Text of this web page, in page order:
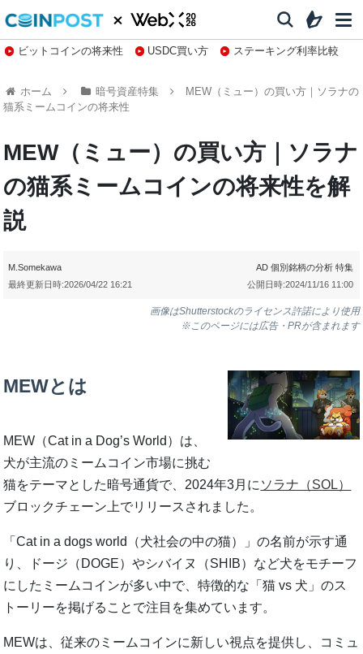
ビットコインの将来性 USDC買い方
ステーキング利率比較
ホーム
暗号資産特集
MEW（ミュー）の買い方｜ソラナの
猫系ミームコインの将来性
MEW（ミュー）の買い方｜ソラナ
の猫系ミームコインの将来性を解
説
M.Somekawa AD 個別銘柄の分析 特集
公開日時:2024/11/16 11:00
最終更新日時:2026/04/22 16:21
画像はShutterstockのライセンス許諾により使用
※このページには広告・PRが含まれます
MEWとは
MEW（Cat in a Dog’s World）は、
犬が主流のミームコイン市場に挑む
猫をテーマとした暗号通貨で、2024年3月に ソラナ（SOL）
ブロックチェーン上でリリースされました。
「Cat in a dogs world（犬社会の中の猫）」の名前が示す通
り、ドージ（DOGE）やシバイヌ（SHIB）など犬をモチーフ
にしたミームコインが多い中で、特徴的な「猫 vs 犬」のス
トーリーを掲げることで注目を集めています。
MEWは、従来のミームコインに新しい視点を提供し、コミュ